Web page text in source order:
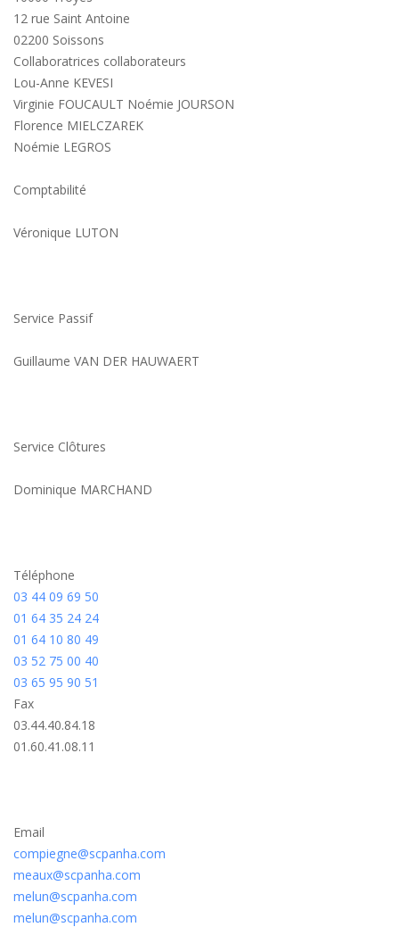
12 rue Saint Antoine
02200 Soissons
Collaboratrices collaborateurs
Lou-Anne KEVESI
Virginie FOUCAULT Noémie JOURSON
Florence MIELCZAREK
Noémie LEGROS
Comptabilité
Véronique LUTON
Service Passif
Guillaume VAN DER HAUWAERT
Service Clôtures
Dominique MARCHAND
Téléphone
03 44 09 69 50
01 64 35 24 24
01 64 10 80 49
03 52 75 00 40
03 65 95 90 51
Fax
03.44.40.84.18
01.60.41.08.11
Email
compiegne@scpanha.com
meaux@scpanha.com
melun@scpanha.com
melun@scpanha.com